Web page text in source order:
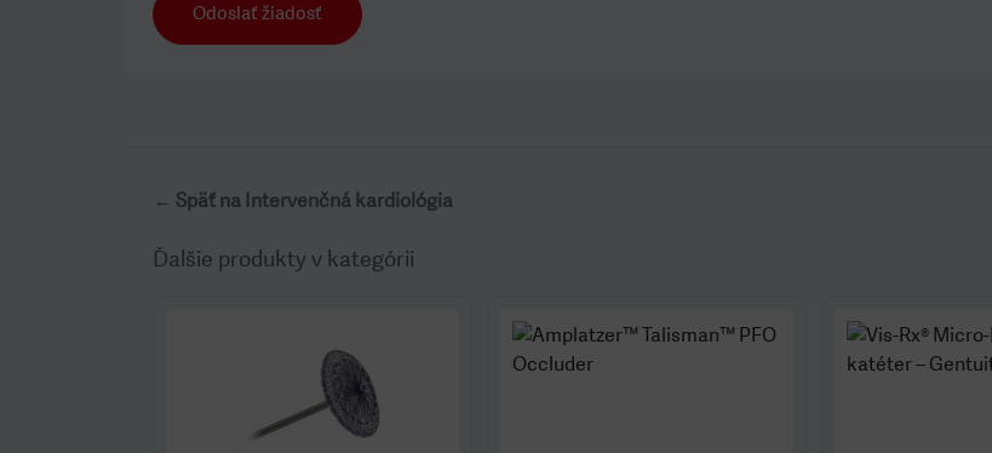
Odoslať žiadosť
← Späť na Intervenčná kardiológia
Ďalšie produkty v kategórii